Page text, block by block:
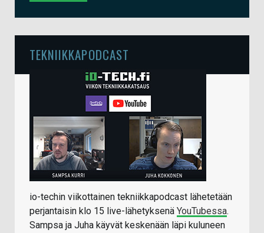
TEKNIIKKAPODCAST
io-techin viikottainen tekniikkapodcast lähetetään
perjantaisin klo 15 live-lähetyksenä YouTubessa.
Sampsa ja Juha käyvät keskenään läpi kuluneen